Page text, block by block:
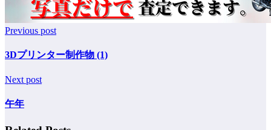
Previous post
3Dプリンター制作物 (1)
Next post
午年